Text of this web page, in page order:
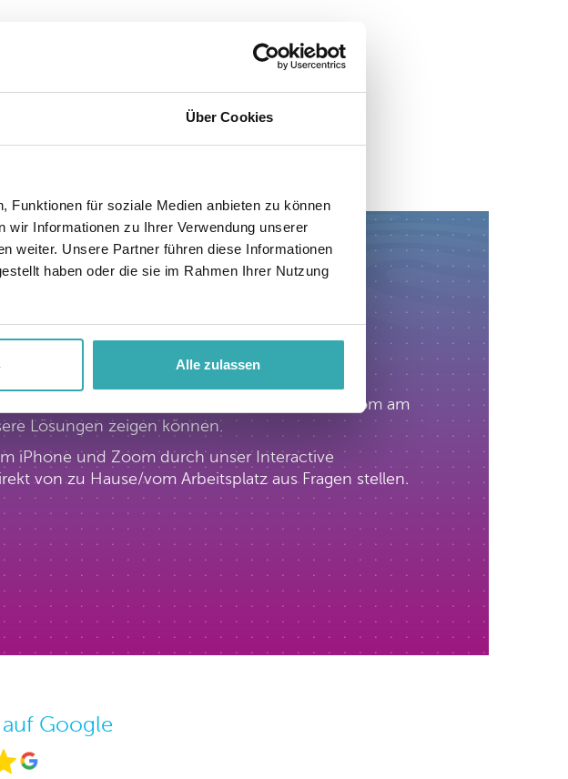
Über Cookies
Funktionen für soziale Medien anbieten zu können
wir Informationen zu Ihrer Verwendung unserer
weiter. Unsere Partner führen diese Informationen
haben oder die sie im Rahmen Ihrer Nutzung
Alle zulassen
Sie sind herzlich eingeladen, unseren Showroom am
Lösungen zeigen können.
iPhone und Zoom durch unser Interactive
von zu Hause/vom Arbeitsplatz aus Fragen stellen.
Google